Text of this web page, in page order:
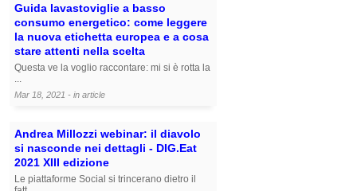
Guida lavastoviglie a basso
consumo energetico: come leggere
la nuova etichetta europea e a cosa
stare attenti nella scelta
Questa ve la voglio raccontare: mi si è rotta la
Mar 18, 2021 - in article
Andrea Millozzi webinar: il diavolo
si nasconde nei dettagli - DIG.Eat
2021 XIII edizione
Le piattaforme Social si trincerano dietro il